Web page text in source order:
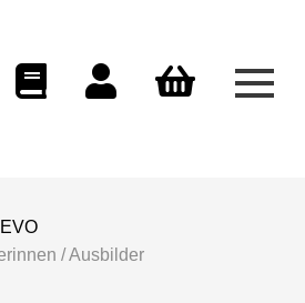
/ Ausbilder